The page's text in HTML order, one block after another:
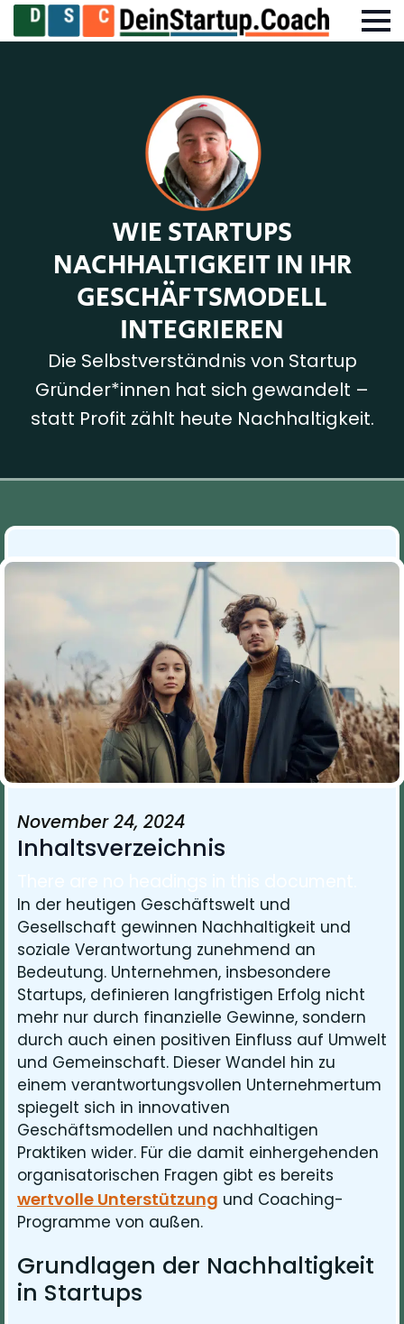
WIE STARTUPS
NACHHALTIGKEIT IN IHR
GESCHÄFTSMODELL
INTEGRIEREN
Die Selbstverständnis von Startup
Gründer*innen hat sich gewandelt –
statt Profit zählt heute Nachhaltigkeit.
November 24, 2024
Inhaltsverzeichnis
In der heutigen Geschäftswelt und
Gesellschaft gewinnen Nachhaltigkeit und
soziale Verantwortung zunehmend an
Bedeutung. Unternehmen, insbesondere
Startups, definieren langfristigen Erfolg nicht
mehr nur durch finanzielle Gewinne, sondern
durch auch einen positiven Einfluss auf Umwelt
und Gemeinschaft. Dieser Wandel hin zu
einem verantwortungsvollen Unternehmertum
spiegelt sich in innovativen
Geschäftsmodellen und nachhaltigen
Praktiken wider. Für die damit einhergehenden
organisatorischen Fragen gibt es bereits
wertvolle Unterstützung und Coaching-
Programme von außen.
Grundlagen der Nachhaltigkeit
in Startups